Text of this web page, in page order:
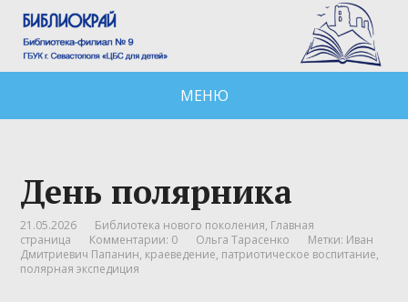
МЕНЮ
День полярника
21.05.2026 Библиотека нового поколения, Главная
страница
Комментарии: 0 Ольга Тарасенко Метки: Иван
Дмитриевич Папанин, краеведение, патриотическое воспитание,
полярная экспедиция